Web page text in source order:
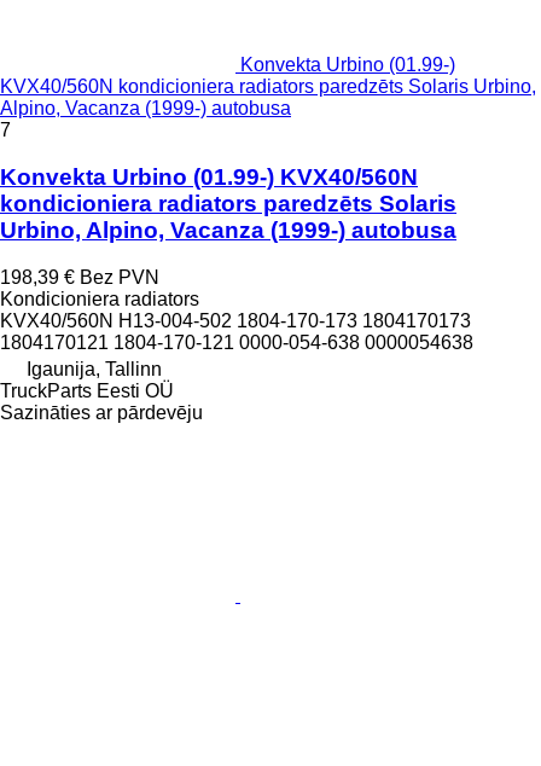
Konvekta Urbino (01.99-)
KVX40/560N kondicioniera radiators paredzēts Solaris Urbino,
Alpino, Vacanza (1999-) autobusa
7
Konvekta Urbino (01.99-) KVX40/560N
kondicioniera radiators paredzēts Solaris
Urbino, Alpino, Vacanza (1999-) autobusa
198,39 € Bez PVN
Kondicioniera radiators
KVX40/560N H13-004-502 1804-170-173 1804170173
1804170121 1804-170-121 0000-054-638 0000054638
Igaunija, Tallinn
TruckParts Eesti OÜ
Sazināties ar pārdevēju